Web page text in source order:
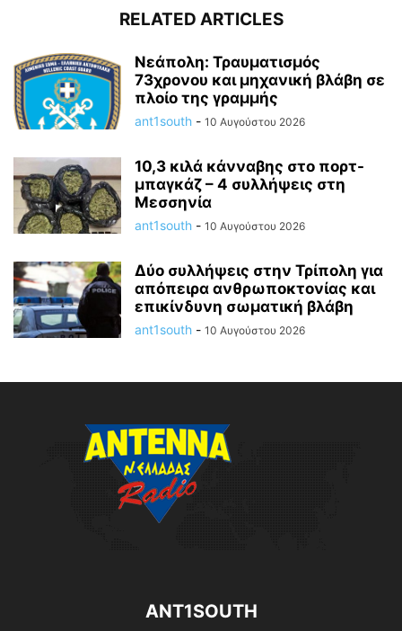
RELATED ARTICLES
Νεάπολη: Τραυματισμός
73χρονου και μηχανική βλάβη σε
πλοίο της γραμμής
ant1south - 10 Αυγούστου 2026
10,3 κιλά κάνναβης στο πορτ-
μπαγκάζ – 4 συλλήψεις στη
Μεσσηνία
ant1south - 10 Αυγούστου 2026
Δύο συλλήψεις στην Τρίπολη για
απόπειρα ανθρωποκτονίας και
επικίνδυνη σωματική βλάβη
ant1south - 10 Αυγούστου 2026
ANT1SOUTH